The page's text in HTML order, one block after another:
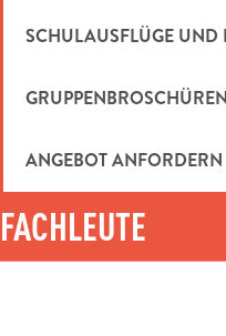
SCHULAUSFLÜGE UND
ANGEBOT ANFORDERN
FACHLEUTE
Fotos und
immersiven
mehr als 2.000
Legion Museum
Museum an. Dies ist
und